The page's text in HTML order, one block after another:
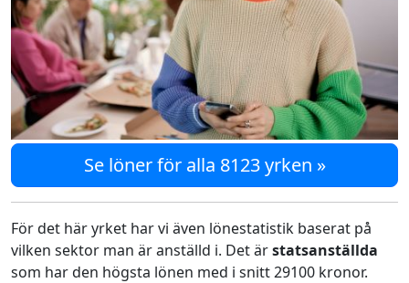
Se löner för alla 8123 yrken »
För det här yrket har vi även lönestatistik baserat på
vilken sektor man är anställd i. Det ärstatsanställda
som har den högsta lönen med i snitt 29100 kronor.